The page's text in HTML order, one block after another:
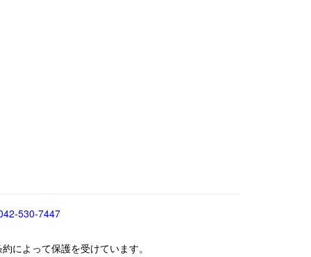
530-7447
によって保護を受けています。